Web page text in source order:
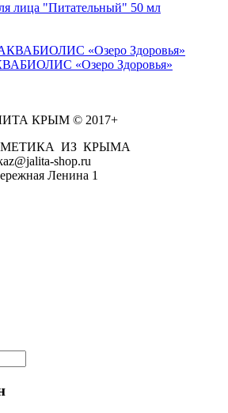
лица "Питательный" 50 мл
«Озеро Здоровья»
КРЫМ © 2017+
ИЗ КРЫМА
shop.ru
Ленина 1